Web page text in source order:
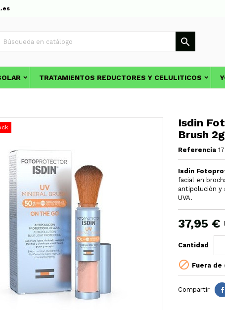

TRATAMIENTOS REDUCTORES Y CELULITICOS
Isdin
Brush 2g
Referencia
Isdin
facial en
antipolución y
UVA.
37,95 €
Cantidad
 Fuera de
Compartir